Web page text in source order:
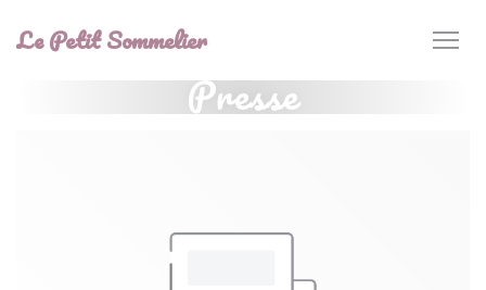
Le Petit Sommelier
Presse